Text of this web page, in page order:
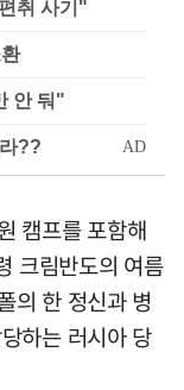
취 사기"
안 둬"
캠프를 포함해
크림반도의 여름
의 한 정신과 병
하는 러시아 당